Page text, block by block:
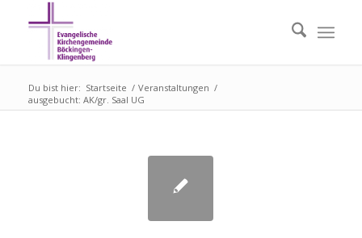
Du bist hier: Startseite / Veranstaltungen /
ausgebucht: AK/gr. Saal UG